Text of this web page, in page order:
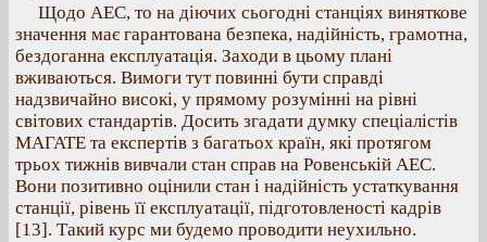
Щодо АЕС, то на діючих сьогодні станціях виняткове
значення має гарантована безпека, надійність, грамотна,
бездоганна експлуатація. Заходи в цьому плані
вживаються. Вимоги тут повинні бути справді
надзвичайно високі, у прямому розумінні на рівні
світових стандартів. Досить згадати думку спеціалістів
МАГАТЕ та експертів з багатьох країн, які протягом
трьох тижнів вивчали стан справ на Ровенській АЕС.
Вони позитивно оцінили стан і надійність устаткування
станції, рівень її експлуатації, підготовленості кадрів
[13]. Такий курс ми будемо проводити неухильно.